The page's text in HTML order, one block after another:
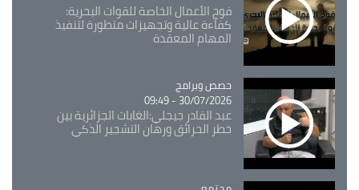
فوج الأعمال الخاصة للقوات البحرية:
كفاءة عالية وتجهيزات متطورة لتنفيذ
المهام المعقدة
Catégorie
حصص وبرامج
30/07/2026 - 09:49
عبد القادر جيجلي:الغابات الجزائرية بين
خطر الحرائق ورهان التشجير الذكي